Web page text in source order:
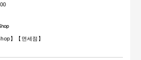
】【면세점】